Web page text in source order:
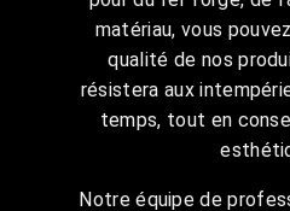
matériau, vous
qualité de nos
résistera aux
temps, tout en
Notre équipe de